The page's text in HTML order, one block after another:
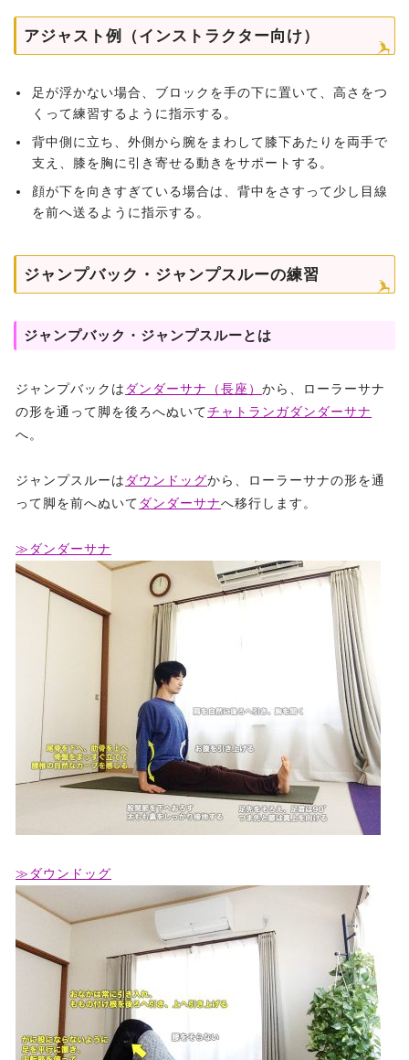
アジャスト例（インストラクター向け）
足が浮かない場合、ブロックを手の下に置いて、高さをつ
くって練習するように指示する。
背中側に立ち、外側から腕をまわして膝下あたりを両手で
支え、膝を胸に引き寄せる動きをサポートする。
顔が下を向きすぎている場合は、背中をさすって少し目線
を前へ送るように指示する。
ジャンプバック・ジャンプスルーの練習
ジャンプバック・ジャンプスルーとは
ジャンプバックは ダンダーサナ（長座） から、ローラーサナ
の形を通って脚を後ろへぬいてチャトランガダンダーサナ
へ。
ジャンプスルーは ダウンドッグから、ローラーサナの形を通
って脚を前へぬいて ダンダーサナへ移行します。
≫ダンダーサナ
≫ダウンドッグ